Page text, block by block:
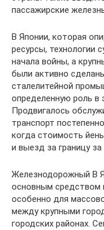
пассажирские
В Японии, которая
ресурсы, технологии
начала войны, а
были активно
сталелитейной
определенную роль в
Продвигалось
транспорт
когда стоимость
и выезд за границу
Железнодорожный В
основным средством
особенно для
между крупными
городских районах.